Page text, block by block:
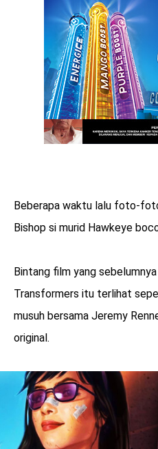
benefit
menarik
Beberapa waktu lalu foto-
Bishop si murid Hawkeye
Bintang film yang
Transformers itu terlihat
musuh bersama Jeremy
original.